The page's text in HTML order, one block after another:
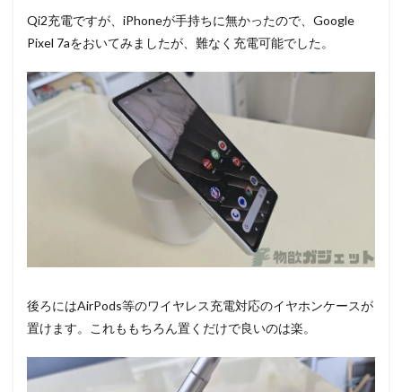
Qi2充電ですが、iPhoneが手持ちに無かったので、Google
Pixel 7aをおいてみましたが、難なく充電可能でした。
後ろにはAirPods等のワイヤレス充電対応のイヤホンケースが
置けます。これももちろん置くだけで良いのは楽。